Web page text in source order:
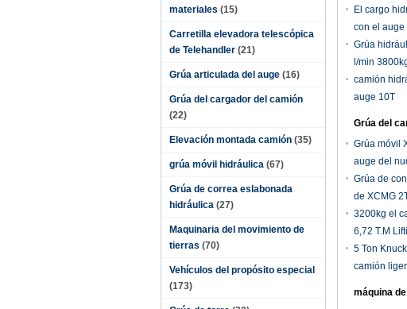
materiales (15)
Carretilla elevadora telescópica
de Telehandler (21)
Grúa articulada del auge (16)
Grúa del cargador del camión
(22)
Elevación montada camión (35)
grúa móvil hidráulica (67)
Grúa de correa eslabonada
hidráulica (27)
Maquinaria del movimiento de
tierras (70)
Vehículos del propósito especial
(173)
El cargo
con el
Grúa
l/min
camión
auge 10T
Grúa del
Grúa móvil
auge del
Grúa de
de XCMG
3200kg el
6,72 T.M
5 Ton
camión
máquina